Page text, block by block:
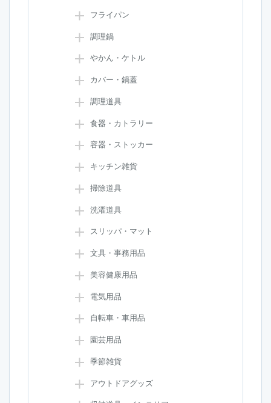
フライパン
調理鍋
やかん・ケトル
カバー・鍋蓋
調理道具
食器・カトラリー
容器・ストッカー
キッチン雑貨
掃除道具
洗濯道具
スリッパ・マット
文具・事務用品
美容健康用品
電気用品
自転車・車用品
園芸用品
季節雑貨
アウトドアグッズ